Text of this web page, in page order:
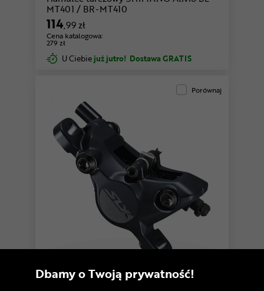
MT401 / BR-MT410
114,99 zł
Cena katalogowa:
279 zł
U Ciebie już jutro! Dostawa GRATIS
Porównaj
4,6 9 opinii
Zacisk hamulca tarczowego SHIMANO
Dbamy o Twoją prywatność!